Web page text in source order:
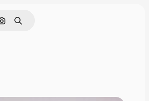
ค้นหาตามรูปภาพ
ค้นหา